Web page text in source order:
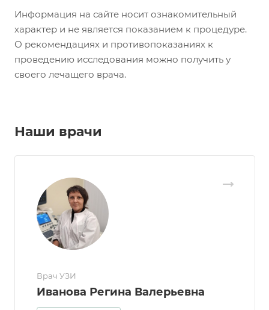
Информация на сайте носит ознакомительный
характер и не является показанием к процедуре.
О рекомендациях и противопоказаниях к
проведению исследования можно получить у
своего лечащего врача.
Наши врачи
Врач УЗИ
Иванова Регина Валерьевна